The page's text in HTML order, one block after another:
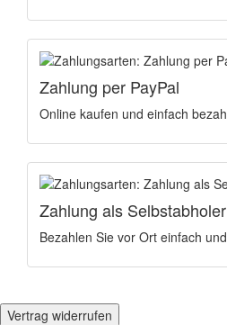
Zahlung per PayPal
Online kaufen und einfach
Zahlung als Selbstabholer
Bezahlen Sie vor Ort einfach
Vertrag widerrufen